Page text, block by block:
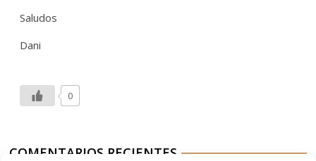
Saludos
Dani
0
COMENTARIOS RECIENTES